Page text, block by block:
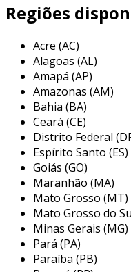
estrutura robusta
alta resistência,
e resistência ao
sistema de corte
regulagem da
adaptando-se às
material.
ampla
abertura de até
variados tamanhos
facilidade de
controle intuitivos,
simplificado.
segurança:
Regiões
Acre (AC)
Alagoas (AL)
Amapá (AP)
Amazonas (AM)
Bahia (BA)
Ceará (CE)
Distrito Federal
Espírito Santo (ES)
Goiás (GO)
Maranhão (MA)
Mato Grosso (MT)
Mato Grosso do
Minas Gerais (MG)
Pará (PA)
Paraíba (PB)